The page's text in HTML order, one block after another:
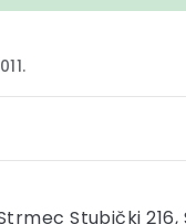
Stubički